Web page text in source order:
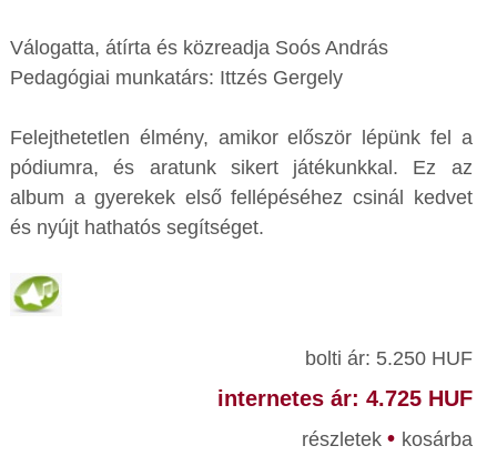
Válogatta, átírta és közreadja Soós András
Pedagógiai munkatárs: Ittzés Gergely
Felejthetetlen élmény, amikor először lépünk fel a
pódiumra, és aratunk sikert játékunkkal. Ez az
album a gyerekek első fellépéséhez csinál kedvet
és nyújt hathatós segítséget.
bolti ár: 5.250 HUF
internetes ár: 4.725 HUF
részletek • kosárba